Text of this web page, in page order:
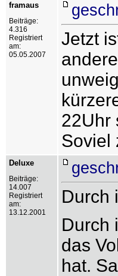
framaus
Beiträge:
4.316
Registriert
am:
05.05.2007
Jetzt
22Uhr
Soviel
Deluxe
Beiträge:
14.007
Registriert
am:
13.12.2001
Durch
Durch
das
hat.